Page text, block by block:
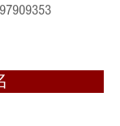
97909353